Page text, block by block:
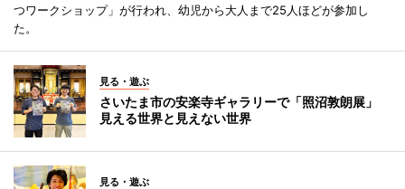
つワークショップ」が行われ、幼児から大人まで25人ほどが参加し
た。
見る・遊ぶ
さいたま市の安楽寺ギャラリーで「照沼敦朗展」
見える世界と見えない世界
見る・遊ぶ